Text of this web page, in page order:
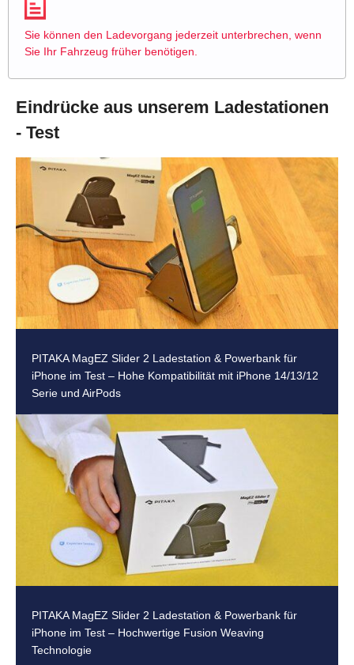
Sie können den Ladevorgang jederzeit unterbrechen, wenn
Sie Ihr Fahrzeug früher benötigen.
Eindrücke aus unserem Ladestationen
- Test
PITAKA MagEZ Slider 2 Ladestation & Powerbank für
iPhone im Test – Hohe Kompatibilität mit iPhone 14/13/12
Serie und AirPods
PITAKA MagEZ Slider 2 Ladestation & Powerbank für
iPhone im Test – Hochwertige Fusion Weaving
Technologie